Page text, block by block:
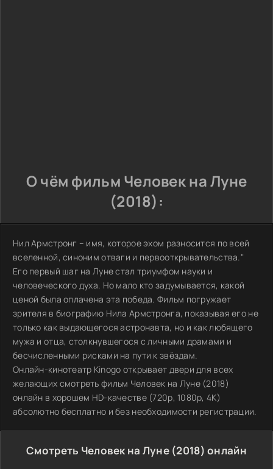
О чём фильм Человек на Луне
(2018):
Нил Армстронг – имя, которое эхом разносится по всей
вселенной, синоним отваги и первооткрывательства."
Его первый шаг на Луне стал триумфом науки и
человеческого духа. Но мало кто задумывается, какой
ценой была оплачена эта победа. Фильм погружает
зрителя в биографию Нила Армстронга, показывая его не
только как выдающегося астронавта, но и как любящего
мужа и отца, столкнувшегося с личными драмами и
бесчисленными рисками на пути к звёздам.
Онлайн-кинотеатр Kinogo открывает двери для всех
желающих смотреть фильм Человек на Луне (2018)
онлайн в хорошем HD-качестве (720p, 1080p, 4K)
абсолютно бесплатно и без необходимости регистрации.
Смотреть Человек на Луне (2018) онлайн